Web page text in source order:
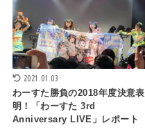
2021.01.03
わーすた勝負の2018年度決意表
明！「わーすた 3rd
Anniversary LIVE」レポート